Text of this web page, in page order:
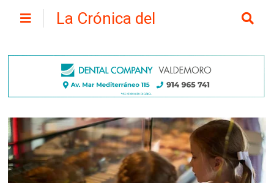
La Crónica del